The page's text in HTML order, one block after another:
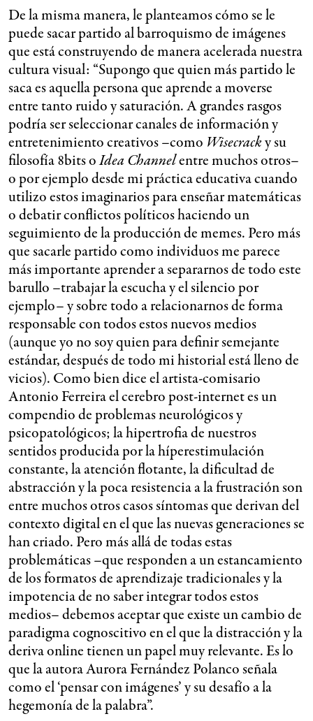
De la misma manera, le planteamos cómo se le
puede sacar partido al barroquismo de imágenes
que está construyendo de manera acelerada nuestra
cultura visual: “Supongo que quien más partido le
saca es aquella persona que aprende a moverse
entre tanto ruido y saturación. A grandes rasgos
podría ser seleccionar canales de información y
entretenimiento creativos –como Wisecracky su
filosofía 8bits oIdea Channelentre muchos otros–
o por ejemplo desde mi práctica educativa cuando
utilizo estos imaginarios para enseñar matemáticas
o debatir conflictos políticos haciendo un
seguimiento de la producción de memes. Pero más
que sacarle partido como individuos me parece
más importante aprender a separarnos de todo este
barullo –trabajar la escucha y el silencio por
ejemplo– y sobre todo a relacionarnos de forma
responsable con todos estos nuevos medios
(aunque yo no soy quien para definir semejante
estándar, después de todo mi historial está lleno de
vicios). Como bien dice el artista-comisario
Antonio Ferreira el cerebro post-internet es un
compendio de problemas neurológicos y
psicopatológicos; la hipertrofia de nuestros
sentidos producida por la híperestimulación
constante, la atención flotante, la dificultad de
abstracción y la poca resistencia a la frustración son
entre muchos otros casos síntomas que derivan del
contexto digital en el que las nuevas generaciones se
han criado. Pero más allá de todas estas
problemáticas –que responden a un estancamiento
de los formatos de aprendizaje tradicionales y la
impotencia de no saber integrar todos estos
medios– debemos aceptar que existe un cambio de
paradigma cognoscitivo en el que la distracción y la
deriva online tienen un papel muy relevante. Es lo
que la autora Aurora Fernández Polanco señala
como el ‘pensar con imágenes’ y su desafío a la
hegemonía de la palabra”.